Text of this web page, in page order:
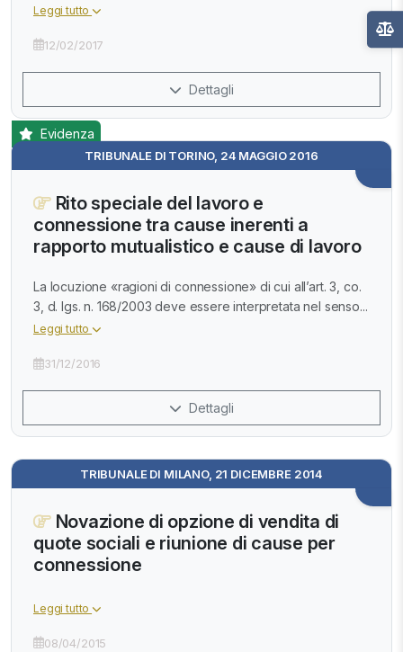
Leggi tutto
12/02/2017
Dettagli
TRIBUNALE DI TORINO, 24 MAGGIO 2016
Evidenza
Rito speciale del lavoro e
connessione tra cause inerenti a
rapporto mutualistico e cause di lavoro
La locuzione «ragioni di connessione» di cui all’art. 3, co.
3, d. lgs. n. 168/2003 deve essere interpretata nel senso...
Leggi tutto
31/12/2016
Dettagli
TRIBUNALE DI MILANO, 21 DICEMBRE 2014
Novazione di opzione di vendita di
quote sociali e riunione di cause per
connessione
Leggi tutto
08/04/2015